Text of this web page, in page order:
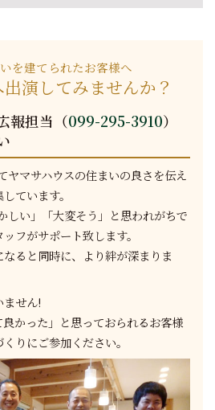
を建てられたお客様へ
出演してみませんか？
報担当（099-295-3910）
ヤマサハウスの住まいの良さを伝え
ています。
しい」「大変そう」と思われがちで
フがサポート致します。
ると同時に、より絆が深まりま
せん!
良かった」と思っておられるお客様
りにご参加ください。